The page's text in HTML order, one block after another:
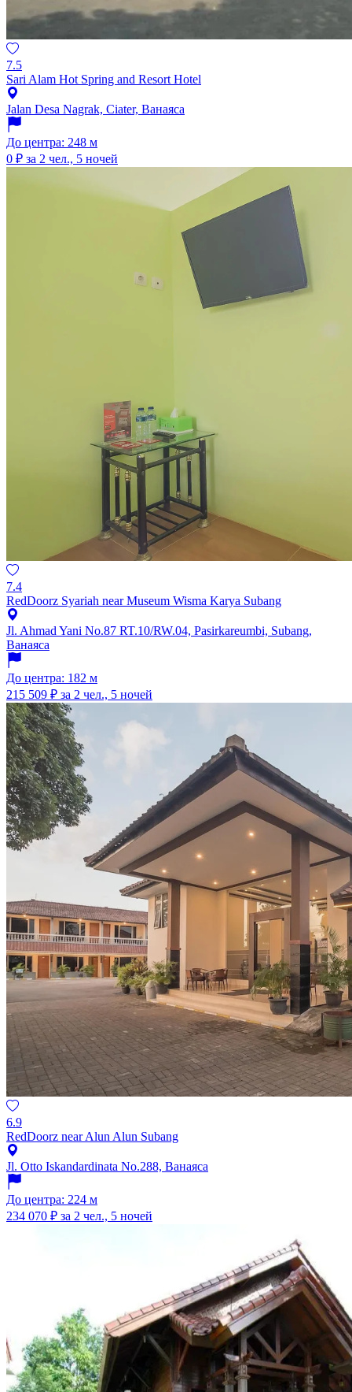
7.5
Sari Alam Hot Spring and Resort Hotel
Jalan Desa Nagrak, Ciater, Ванаяса
До центра: 248 м
0 ₽ за 2 чел., 5 ночей
7.4
RedDoorz Syariah near Museum Wisma Karya Subang
Jl. Ahmad Yani No.87 RT.10/RW.04, Pasirkareumbi, Subang,
Ванаяса
До центра: 182 м
215 509 ₽ за 2 чел., 5 ночей
6.9
RedDoorz near Alun Alun Subang
Jl. Otto Iskandardinata No.288, Ванаяса
До центра: 224 м
234 070 ₽ за 2 чел., 5 ночей